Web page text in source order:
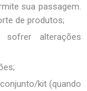
sua passagem.
de produtos;
alterações
kit (quando